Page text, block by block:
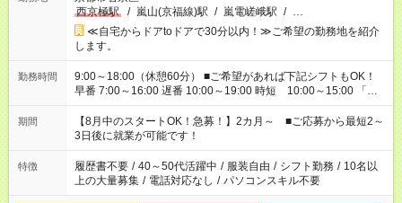
西京極駅
/ 嵐山(京福線)駅 / 嵐電嵯峨駅 / …
≪自宅からドアtoドアで30分以内！≫ご希望の勤務地を紹介
します。
勤務時間
9:00～18:00（休憩60分） ■ご希望があれば下記シフトもOK！
早番 7:00～16:00 遅番 10:00～19:00 時短 10:00～15:00 「家
族と休みを合わせたい」 「余裕を持って夕飯の準備がしたい」
「できれば残業はしたくない」 など、ご希望を教えてください
ね。 ※Wワーク希望の方へ 今ご覧のお仕事で希望する勤務時間
と、もう1つのお仕事の勤務時間。 合計で週40時間を超える場
合は応募できません。
期間
【8月中のスタートOK！急募！】2カ月～ ■ご応募から最短2～
3日後に就業が可能です！
特徴 履歴書不要 / 40～50代活躍中 / 服装自由 / シフト勤務 / 10名以
上の大量募集 / 電話対応なし / パソコンスキル不要